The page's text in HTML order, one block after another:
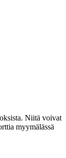
Niitä voivat
myymälässä